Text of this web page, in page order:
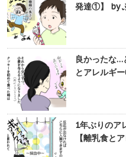
発達①】 by
良かったな…
とアレルギ
1年ぶりのア
【離乳食と